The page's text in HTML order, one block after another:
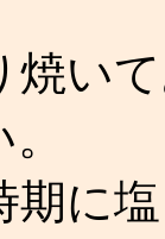
焼い
期に